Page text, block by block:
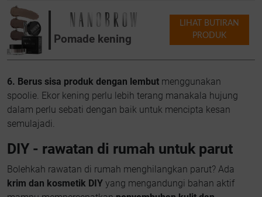
Pomade kening
LIHAT BUTIRAN
PRODUK
6. Berus sisa produk dengan lembut menggunakan
spoolie. Ekor kening perlu lebih terang manakala hujung
dalam perlu sebati dengan baik untuk mencipta kesan
semulajadi.
DIY - rawatan di rumah untuk parut
Bolehkah rawatan di rumah menghilangkan parut? Ada
krim dan kosmetik DIY yang mengandungi bahan aktif